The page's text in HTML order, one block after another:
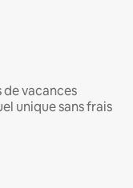
vacances
unique sans frais